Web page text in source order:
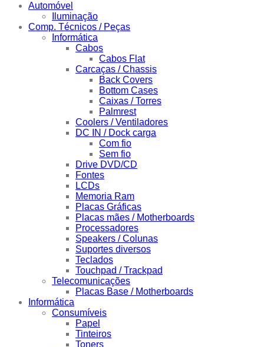
Automóvel
Iluminação
Comp. Técnicos / Peças
Informática
Cabos
Cabos Flat
Carcaças / Chassis
Back Covers
Bottom Cases
Caixas / Torres
Palmrest
Coolers / Ventiladores
DC IN / Dock carga
Com fio
Sem fio
Drive DVD/CD
Fontes
LCDs
Memoria Ram
Placas Gráficas
Placas mães / Motherboards
Processadores
Speakers / Colunas
Suportes diversos
Teclados
Touchpad / Trackpad
Telecomunicações
Placas Base / Motherboards
Informática
Consumíveis
Papel
Tinteiros
Toners